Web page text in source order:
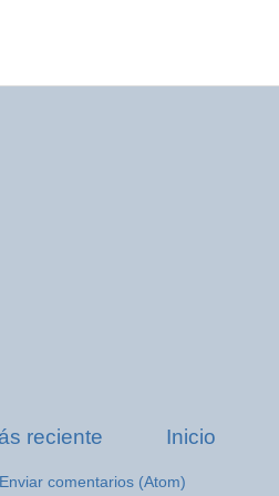
reciente Inicio
Enviar comentarios (Atom)